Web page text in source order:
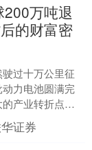
万吨退
的财富密
过十万公里征
力电池圆满完
产业转折点已
轮的 "心脏"，并
证券